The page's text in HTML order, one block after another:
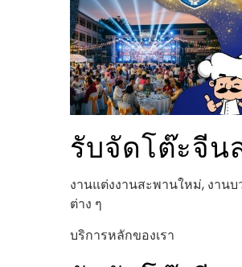
รับจัดโต๊ะจีน
งานแต่งงานสะพานใหม่, งาน
ต่าง ๆ
บริการหลักของเรา